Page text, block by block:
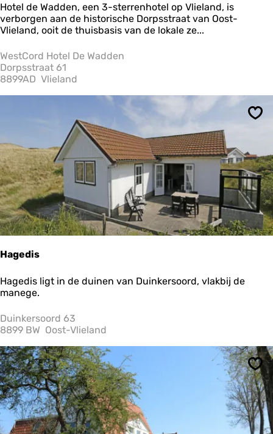
W
e
s
c
o
r
h
l
d
e
W
a
d
d
e
n
Hotel de Wadden, een 3-sterrenhotel op Vlieland, is
verborgen aan de historische Dorpsstraat van Oost-
Vlieland, ooit de thuisbasis van de lokale ze...
WestCord Hotel De Wadden
Dorpsstraat 61
8899AD Vlieland
Hagedis
H
a
e
d
s
Hagedis ligt in de duinen van Duinkersoord, vlakbij de
manege.
Duinkersoord 63
8899 BW Oost-Vlieland